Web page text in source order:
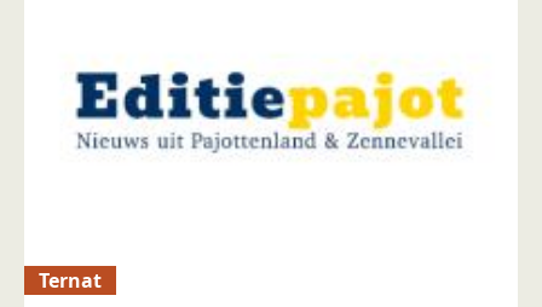
Ternat